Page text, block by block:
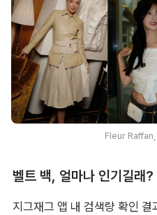
Fleur Raffan,
벨트 백, 얼마나 인기길래?
지그재그 앱 내 검색량 확인 결